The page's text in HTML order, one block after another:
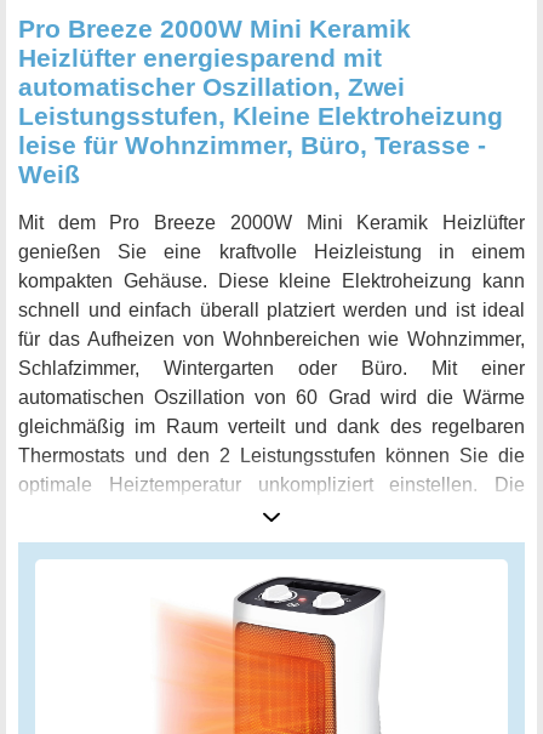
Heizlüfter mit vielen nützlichen Funktionen, der eine
schnelle Erwärmung und gleichmäßige Wärmeverteilung
bietet und gleichzeitig energieeffizient und sicher ist. Er ist
perfekt für den Einsatz im Eigenheim, im Büro oder in
heißen Yoga-Studios.
Pro Breeze 2000W Mini Keramik
Heizlüfter energiesparend mit
automatischer Oszillation, Zwei
Leistungsstufen, Kleine Elektroheizung
leise für Wohnzimmer, Büro, Terasse -
Weiß
Mit dem Pro Breeze 2000W Mini Keramik Heizlüfter
genießen Sie eine kraftvolle Heizleistung in einem
kompakten Gehäuse. Diese kleine Elektroheizung kann
schnell und einfach überall platziert werden und ist ideal
für das Aufheizen von Wohnbereichen wie Wohnzimmer,
Schlafzimmer, Wintergarten oder Büro. Mit einer
automatischen Oszillation von 60 Grad wird die Wärme
gleichmäßig im Raum verteilt und dank des regelbaren
Thermostats und den 2 Leistungsstufen können Sie die
optimale Heiztemperatur unkompliziert einstellen. Die
Keramik-Heiztechnologie sorgt für eine schnelle und
effiziente Erwärmung des Raumes, während integrierte
Sicherheitsfunktionen wie ein Überhitzungsschutz und
eine Umstoßsicherung für einen sicheren Betrieb sorgen.
Der Pro Breeze Mini-Keramik-Heizlüfter verfügt auch über
einen praktischen Tragegriff für den einfachen Transport.
Holen Sie sich diesen leisen, energiesparenden Heizlüfter
in elegantem weißem Design für eine effiziente und